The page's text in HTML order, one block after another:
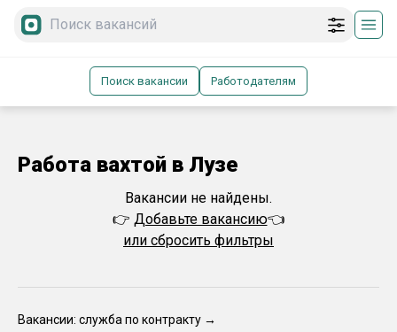
Поиск вакансии Работодателям
Работа вахтой в Лузе
Вакансии не найдены.
👉 Добавьте вакансию👈
или сбросить фильтры
Вакансии: служба по контракту →